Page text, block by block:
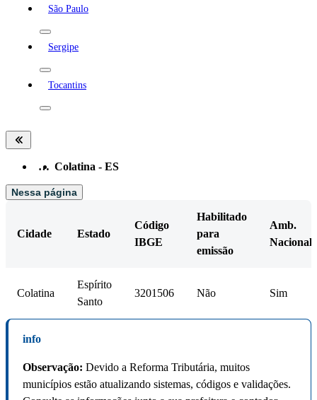
São Paulo
Sergipe
Tocantins
… Colatina - ES
Nessa página
Cidade Estado
Código
IBGE
Habilitado
para
emissão
Amb.
Nacional
Colatina
Espírito
Santo
3201506 Não Sim
info
Observação: Devido a Reforma Tributária, muitos
municípios estão atualizando sistemas, códigos e validações.